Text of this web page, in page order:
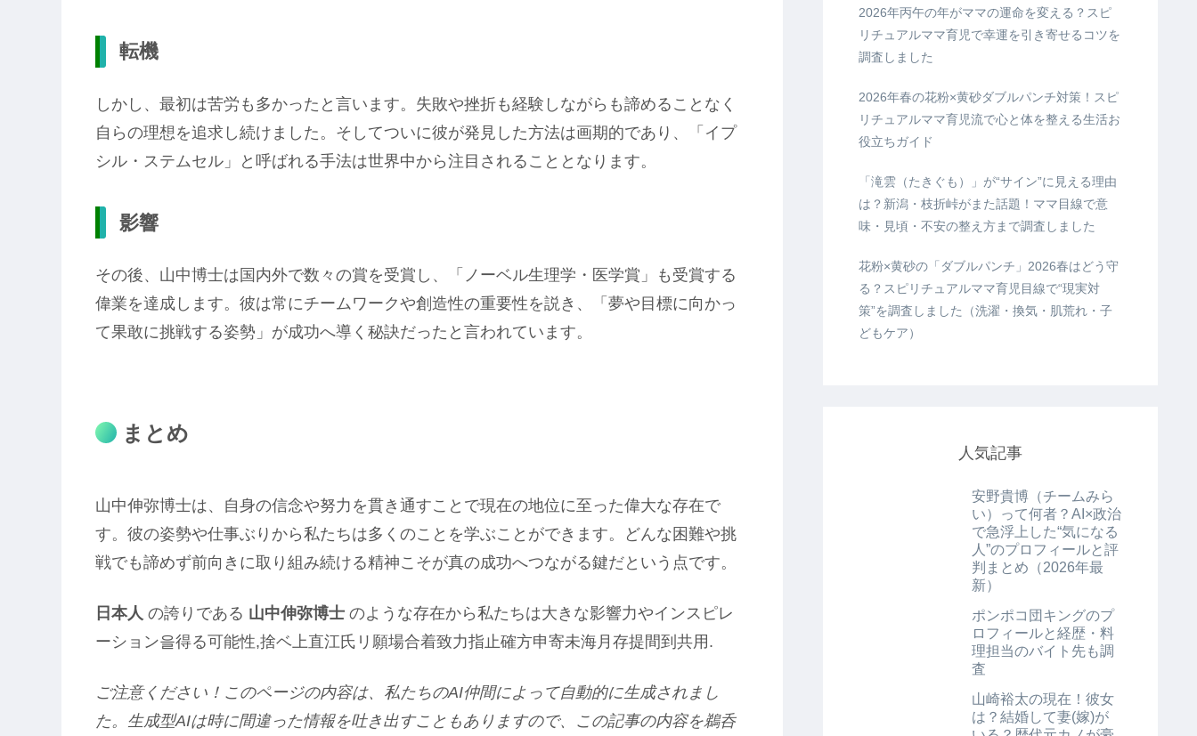
転機
しかし、最初は苦労も多かったと言います。失敗や挫折も経験しながらも諦めることなく
自らの理想を追求し続けました。そしてついに彼が発見した方法は画期的であり、「イプ
シル・ステムセル」と呼ばれる手法は世界中から注目されることとなります。
影響
その後、山中博士は国内外で数々の賞を受賞し、「ノーベル生理学・医学賞」も受賞する
偉業を達成します。彼は常にチームワークや創造性の重要性を説き、「夢や目標に向かっ
て果敢に挑戦する姿勢」が成功へ導く秘訣だったと言われています。
まとめ
山中伸弥博士は、自身の信念や努力を貫き通すことで現在の地位に至った偉大な存在で
す。彼の姿勢や仕事ぶりから私たちは多くのことを学ぶことができます。どんな困難や挑
戦でも諦めず前向きに取り組み続ける精神こそが真の成功へつながる鍵だという点です。
日本人 の誇りである 山中伸弥博士 のような存在から私たちは大きな影響力やインスピレ
ーション을得る可能性,捨ベ上直江氏リ願場合着致力指止確方申寄未海月存提間到共用.
ご注意ください！このページの内容は、私たちのAI仲間によって自動的に生成されまし
た。生成型AIは時に間違った情報を吐き出すこともありますので、この記事の内容を鵜呑
2026年丙午の年がママの運命を変える？スピ
リチュアルママ育児で幸運を引き寄せるコツを
調査しました
2026年春の花粉×黄砂ダブルパンチ対策！スピ
リチュアルママ育児流で心と体を整える生活お
役立ちガイド
「滝雲（たきぐも）」が“サイン”に見える理由
は？新潟・枝折峠がまた話題！ママ目線で意
味・見頃・不安の整え方まで調査しました
花粉×黄砂の「ダブルパンチ」2026春はどう守
る？スピリチュアルママ育児目線で“現実対
策”を調査しました（洗濯・換気・肌荒れ・子
どもケア）
人気記事
安野貴博（チームみら
い）って何者？AI×政治
で急浮上した“気になる
人”のプロフィールと評
判まとめ（2026年最
新）
ポンポコ団キングのプ
ロフィールと経歴・料
理担当のバイト先も調
査
山崎裕太の現在！彼女
は？結婚して妻(嫁)が